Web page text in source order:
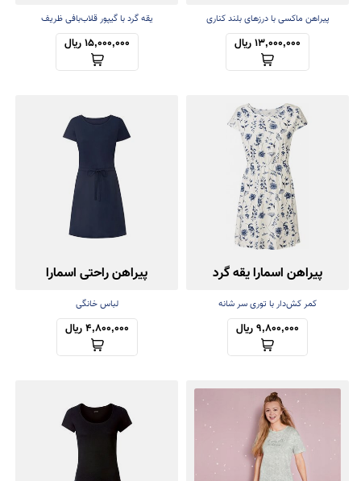
پیراهن ماکسی با درزهای بلند کناری
13,000,000 ریال
(ساحلی)
یقه گرد با گیپور قلاب‌بافی ظریف
15,000,000 ریال
پیراهن اسمارا یقه گرد
کمر کش‌دار با توری سر شانه
9,800,000 ریال
پیراهن راحتی اسمارا
لباس خانگی
4,800,000 ریال